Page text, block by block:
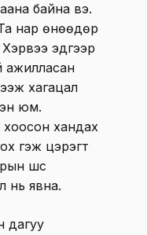
байна вэ.
нар өнөөдөр
эдгээр
ажилласан
хагацал
юм.
хандах
гэж цэрэгт
шүүс
нь явна.
дагуу